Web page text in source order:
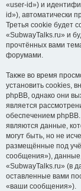
«user-id») и
id»), автоматически
Третья cookie будет
«SubwayTalks.ru» и
прочтённых вами
форумами.
Также во время
установить cookies,
phpBB, однако они
является
обеспечением
являются данные,
могут быть, но не
размещённые под
сообщения»),
«SubwayTalks.ru» (в
оставленные вами
«ваши сообщения»).